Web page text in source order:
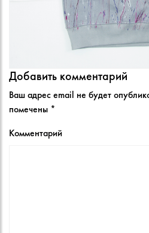
Добавить комментарий
Ваш адрес email не будет
помечены *
Комментарий